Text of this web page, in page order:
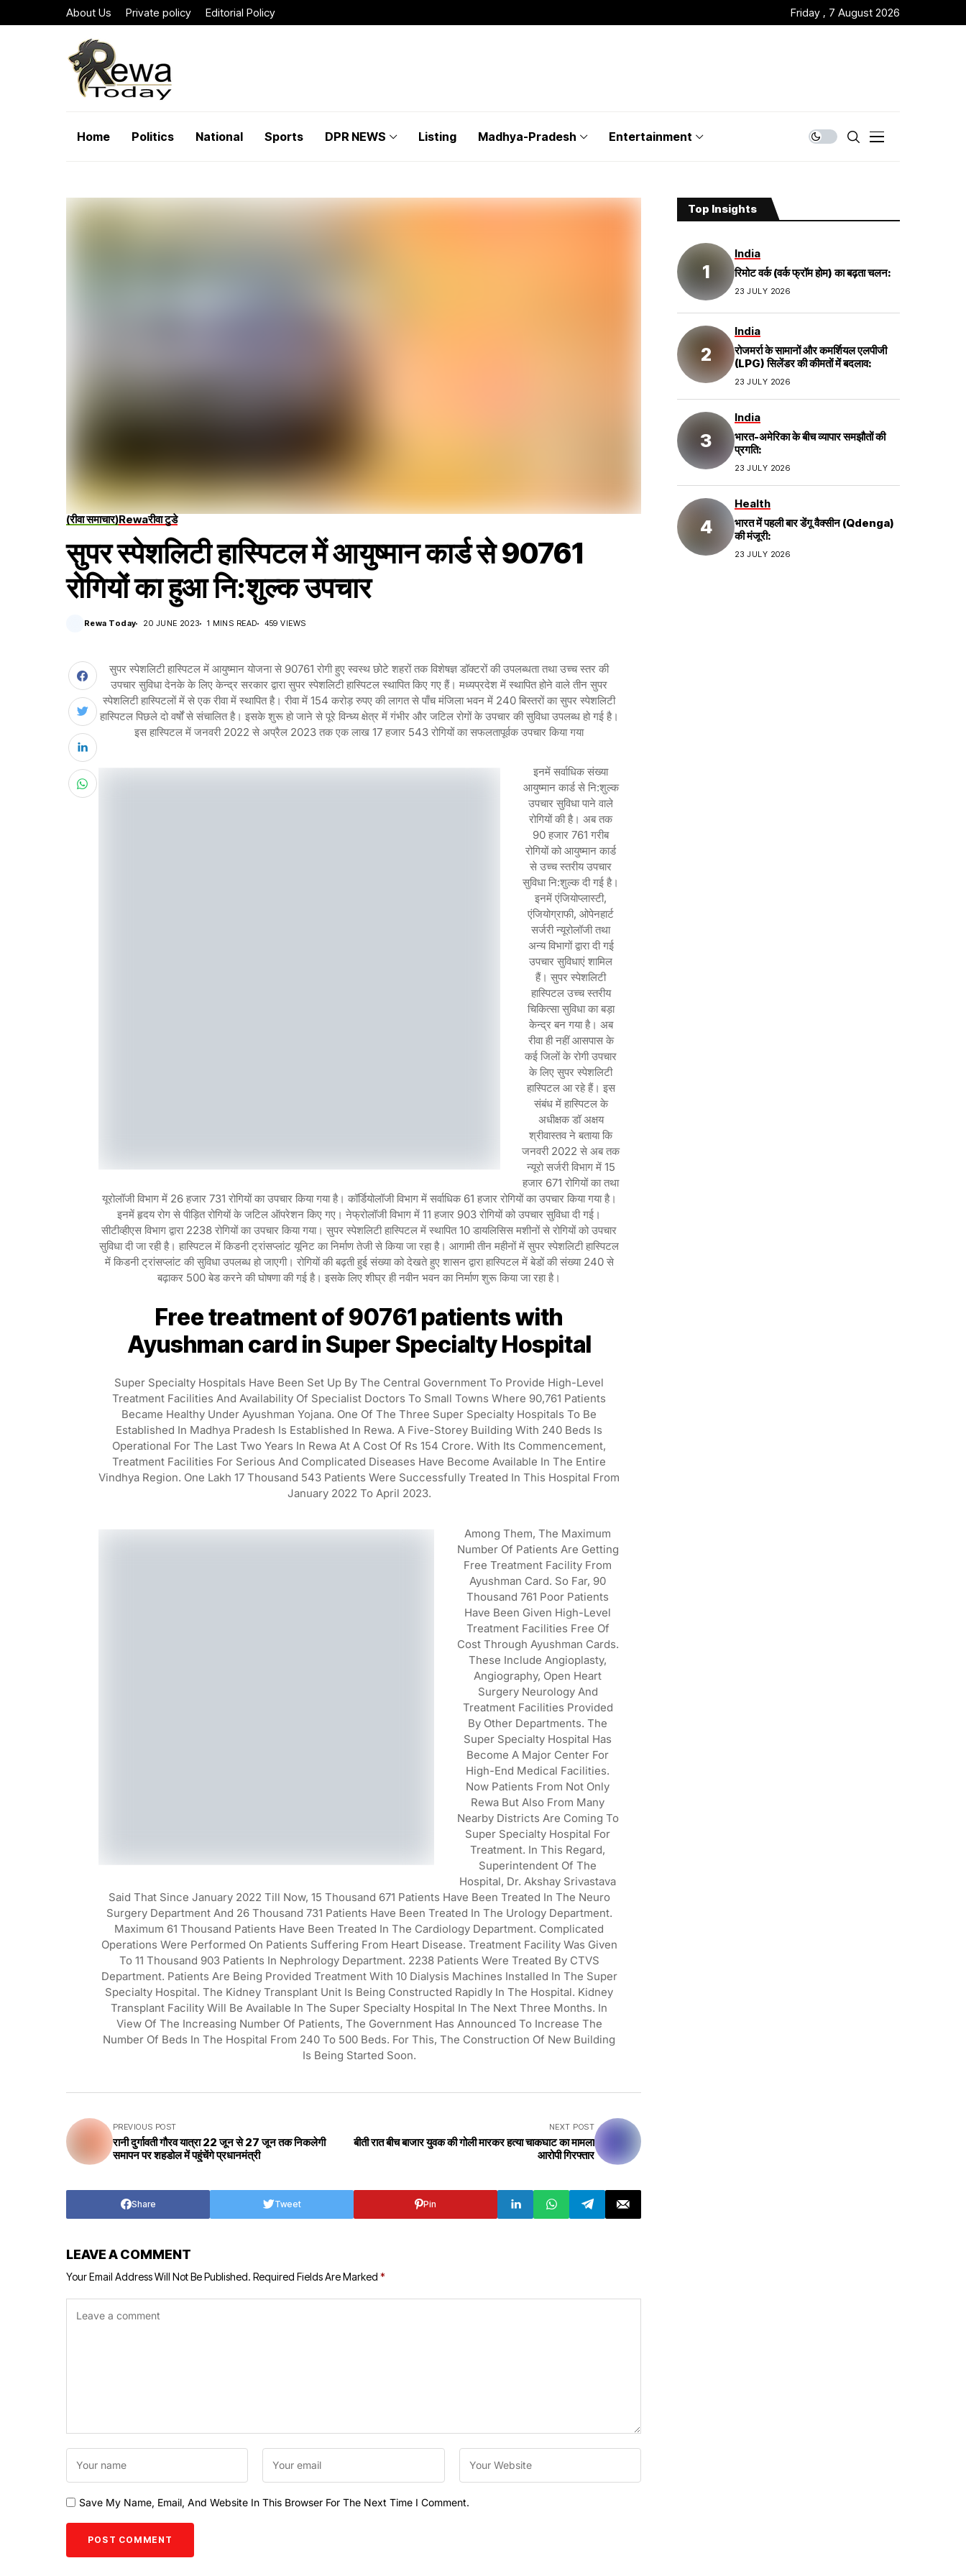
About Us Private policy Editorial Policy Friday , 7 August 2026
Home Politics National Sports DPR NEWS Listing Madhya-Pradesh Entertainment
(रीवा समाचार)Rewaरीवा टुडे
सुपर स्पेशलिटी हास्पिटल में आयुष्मान कार्ड से 90761
रोगियों का हुआ नि:शुल्क उपचार
Rewa Today 20 JUNE 2023 1 MINS READ 459 VIEWS
सुपर स्पेशलिटी हास्पिटल में आयुष्मान योजना से 90761 रोगी हुए स्वस्थ छोटे शहरों तक विशेषज्ञ डॉक्टरों की उपलब्धता तथा उच्च स्तर की
उपचार सुविधा देनके के लिए केन्द्र सरकार द्वारा सुपर स्पेशलिटी हास्पिटल स्थापित किए गए हैं। मध्यप्रदेश में स्थापित होने वाले तीन सुपर
स्पेशलिटी हास्पिटलों में से एक रीवा में स्थापित है। रीवा में 154 करोड़ रुपए की लागत से पाँच मंजिला भवन में 240 बिस्तरों का सुपर स्पेशलिटी
हास्पिटल पिछले दो वर्षों से संचालित है। इसके शुरू हो जाने से पूरे विन्ध्य क्षेत्र में गंभीर और जटिल रोगों के उपचार की सुविधा उपलब्ध हो गई है।
इस हास्पिटल में जनवरी 2022 से अप्रैल 2023 तक एक लाख 17 हजार 543 रोगियों का सफलतापूर्वक उपचार किया गया
इनमें सर्वाधिक संख्या
आयुष्मान कार्ड से नि:शुल्क
उपचार सुविधा पाने वाले
रोगियों की है। अब तक
90 हजार 761 गरीब
रोगियों को आयुष्मान कार्ड
से उच्च स्तरीय उपचार
सुविधा नि:शुल्क दी गई है।
इनमें एंजियोप्लास्टी,
एंजियोग्राफी, ओपेनहार्ट
सर्जरी न्यूरोलॉजी तथा
अन्य विभागों द्वारा दी गई
उपचार सुविधाएं शामिल
हैं। सुपर स्पेशलिटी
हास्पिटल उच्च स्तरीय
चिकित्सा सुविधा का बड़ा
केन्द्र बन गया है। अब
रीवा ही नहीं आसपास के
कई जिलों के रोगी उपचार
के लिए सुपर स्पेशलिटी
हास्पिटल आ रहे हैं। इस
संबंध में हास्पिटल के
अधीक्षक डॉ अक्षय
श्रीवास्तव ने बताया कि
जनवरी 2022 से अब तक
न्यूरो सर्जरी विभाग में 15
हजार 671 रोगियों का तथा
यूरोलॉजी विभाग में 26 हजार 731 रोगियों का उपचार किया गया है। कॉर्डियोलॉजी विभाग में सर्वाधिक 61 हजार रोगियों का उपचार किया गया है।
इनमें हृदय रोग से पीड़ित रोगियों के जटिल ऑपरेशन किए गए। नेफ्रोलॉजी विभाग में 11 हजार 903 रोगियों को उपचार सुविधा दी गई।
सीटीव्हीएस विभाग द्वारा 2238 रोगियों का उपचार किया गया। सुपर स्पेशलिटी हास्पिटल में स्थापित 10 डायलिसिस मशीनों से रोगियों को उपचार
सुविधा दी जा रही है। हास्पिटल में किडनी ट्रांसप्लांट यूनिट का निर्माण तेजी से किया जा रहा है। आगामी तीन महीनों में सुपर स्पेशलिटी हास्पिटल
में किडनी ट्रांसप्लांट की सुविधा उपलब्ध हो जाएगी। रोगियों की बढ़ती हुई संख्या को देखते हुए शासन द्वारा हास्पिटल में बेडों की संख्या 240 से
बढ़ाकर 500 बेड करने की घोषणा की गई है। इसके लिए शीघ्र ही नवीन भवन का निर्माण शुरू किया जा रहा है।
Free treatment of 90761 patients with
Ayushman card in Super Specialty Hospital
Super Specialty Hospitals Have Been Set Up By The Central Government To Provide High-Level
Treatment Facilities And Availability Of Specialist Doctors To Small Towns Where 90,761 Patients
Became Healthy Under Ayushman Yojana. One Of The Three Super Specialty Hospitals To Be
Established In Madhya Pradesh Is Established In Rewa. A Five-Storey Building With 240 Beds Is
Operational For The Last Two Years In Rewa At A Cost Of Rs 154 Crore. With Its Commencement,
Treatment Facilities For Serious And Complicated Diseases Have Become Available In The Entire
Vindhya Region. One Lakh 17 Thousand 543 Patients Were Successfully Treated In This Hospital From
January 2022 To April 2023.
Among Them, The Maximum
Number Of Patients Are Getting
Free Treatment Facility From
Ayushman Card. So Far, 90
Thousand 761 Poor Patients
Have Been Given High-Level
Treatment Facilities Free Of
Cost Through Ayushman Cards.
These Include Angioplasty,
Angiography, Open Heart
Surgery Neurology And
Treatment Facilities Provided
By Other Departments. The
Super Specialty Hospital Has
Become A Major Center For
High-End Medical Facilities.
Now Patients From Not Only
Rewa But Also From Many
Nearby Districts Are Coming To
Super Specialty Hospital For
Treatment. In This Regard,
Superintendent Of The
Hospital, Dr. Akshay Srivastava
Said That Since January 2022 Till Now, 15 Thousand 671 Patients Have Been Treated In The Neuro
Surgery Department And 26 Thousand 731 Patients Have Been Treated In The Urology Department.
Maximum 61 Thousand Patients Have Been Treated In The Cardiology Department. Complicated
Operations Were Performed On Patients Suffering From Heart Disease. Treatment Facility Was Given
To 11 Thousand 903 Patients In Nephrology Department. 2238 Patients Were Treated By CTVS
Department. Patients Are Being Provided Treatment With 10 Dialysis Machines Installed In The Super
Specialty Hospital. The Kidney Transplant Unit Is Being Constructed Rapidly In The Hospital. Kidney
Transplant Facility Will Be Available In The Super Specialty Hospital In The Next Three Months. In
View Of The Increasing Number Of Patients, The Government Has Announced To Increase The
Number Of Beds In The Hospital From 240 To 500 Beds. For This, The Construction Of New Building
Is Being Started Soon.
PREVIOUS POST
रानी दुर्गावती गौरव यात्रा 22 जून से 27 जून तक निकलेगी
समापन पर शहडोल में पहुंचेंगे प्रधानमंत्री
NEXT POST
बीती रात बीच बाजार युवक की गोली मारकर हत्या चाकघाट का मामला
आरोपी गिरफ्तार
Share Tweet Pin
LEAVE A COMMENT
Your Email Address Will Not Be Published. Required Fields Are Marked *
Save My Name, Email, And Website In This Browser For The Next Time I Comment.
Top Insights
India
रिमोट वर्क (वर्क फ्रॉम होम) का बढ़ता चलन:
23 JULY 2026
India
रोजमर्रा के सामानों और कमर्शियल एलपीजी
(LPG) सिलेंडर की कीमतों में बदलाव:
23 JULY 2026
India
भारत-अमेरिका के बीच व्यापार समझौतों की
प्रगति:
23 JULY 2026
Health
भारत में पहली बार डेंगू वैक्सीन (Qdenga)
की मंजूरी:
23 JULY 2026